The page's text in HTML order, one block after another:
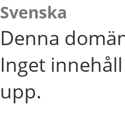
Svenska
Denna
Inget
upp.